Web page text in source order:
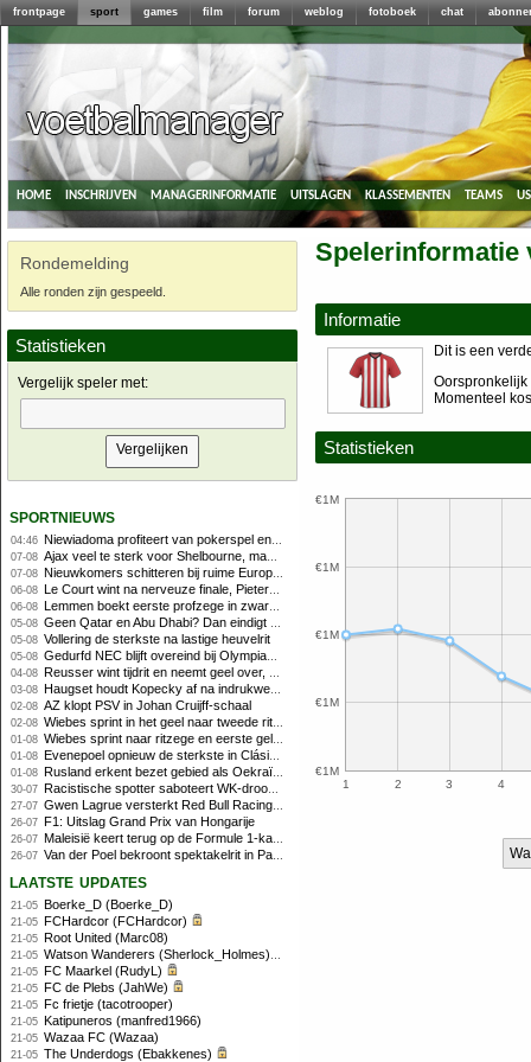
frontpage sport games film forum weblog fotoboek chat
home inschrijven managerinformatie uitslagen klassementen teams
Rondemelding
Alle ronden zijn gespeeld.
Statistieken
Vergelijk speler met:
sportnieuws
04:46 Niewiadoma profiteert van pokerspel en grijpt geel op Ventoux
07-08 Ajax veel te sterk voor Shelbourne, maar houdt schade beperkt
07-08 Nieuwkomers schitteren bij ruime Europese zege FC Twente
06-08 Le Court wint na nerveuze finale, Pieterse derde
06-08 Lemmen boekt eerste profzege in zware Ronde van Polen-rit
05-08 Geen Qatar en Abu Dhabi? Dan eindigt Formule 1-seizoen mogelijk in Europa
05-08 Vollering de sterkste na lastige heuvelrit
05-08 Gedurfd NEC blijft overeind bij Olympiakos
04-08 Reusser wint tijdrit en neemt geel over, Nooijen knap tweede
03-08 Haugset houdt Kopecky af na indrukwekkende solo van 86 kilometer
02-08 AZ klopt PSV in Johan Cruijff-schaal
02-08 Wiebes sprint in het geel naar tweede ritzege
01-08 Wiebes sprint naar ritzege en eerste gele trui in Tour Femmes
01-08 Evenepoel opnieuw de sterkste in Clásica San Sebastián
01-08 Rusland erkent bezet gebied als Oekraïens voor opheffing IOC-schorsing
30-07 Racistische spotter saboteert WK-droom van powerliftster
27-07 Gwen Lagrue versterkt Red Bull Racing vanaf 2027
26-07 F1: Uitslag Grand Prix van Hongarije
26-07 Maleisië keert terug op de Formule 1-kalender in 2026
26-07 Van der Poel bekroont spektakelrit in Parijs met nipte zege; eindzege Pogacar
laatste updates
21-05 Boerke_D (Boerke_D)
21-05 FCHardcor (FCHardcor)
21-05 Root United (Marc08)
21-05 Watson Wanderers (Sherlock_Holmes)
21-05 FC Maarkel (RudyL)
21-05 FC de Plebs (JahWe)
21-05 Fc frietje (tacotrooper)
21-05 Katipuneros (manfred1966)
21-05 Wazaa FC (Wazaa)
21-05 The Underdogs (Ebakkenes)
Spelerinformatie
Informatie
Dit is een
Oorspronkelijk
Momenteel
Statistieken
1 2 3 4
€1M
€1M
€1M
€1M
€1M